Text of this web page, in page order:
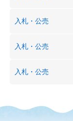
入札・公売
入札・公売
入札・公売